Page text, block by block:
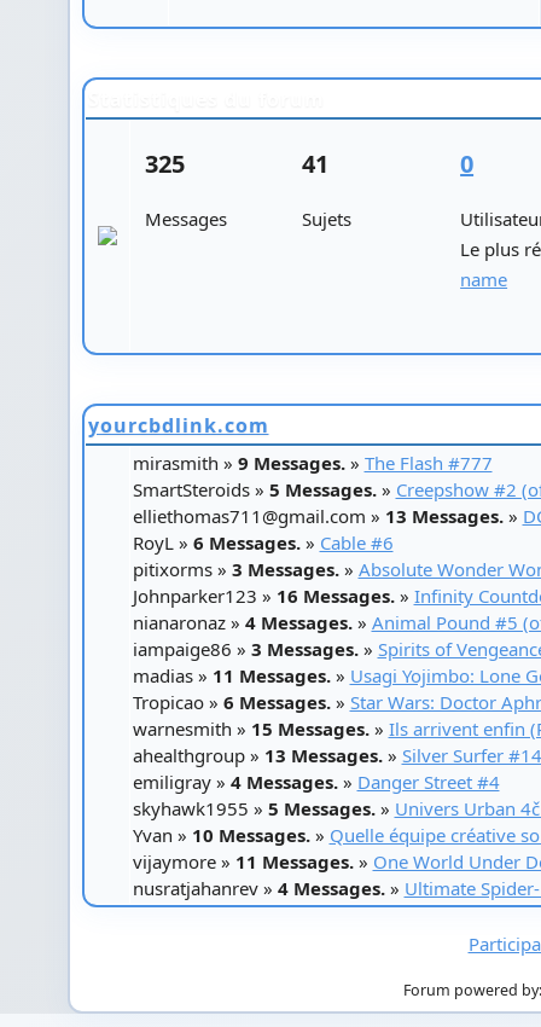
325
Messages
41
Sujets
0
Le plus
name
yourcbdlink.com
mirasmith » 9 Messages.» The Flash #777
SmartSteroids » 5 Messages.» Creepshow #2
elliethomas711@gmail.com » 13 Messages.»
RoyL » 6 Messages.» Cable #6
pitixorms » 3 Messages.» Absolute Wonder
Johnparker123 » 16 Messages.» Infinity
nianaronaz » 4 Messages.» Animal Pound #5
iampaige86 » 3 Messages.» Spirits of
madias » 11 Messages.» Usagi Yojimbo: Lone
Tropicao » 6 Messages.» Star Wars: Doctor
warnesmith » 15 Messages.» Ils arrivent enfin
ahealthgroup » 13 Messages.» Silver Surfer #14
emiligray » 4 Messages.» Danger Street #4
skyhawk1955 » 5 Messages.» Univers Urban
Yvan » 10 Messages.» Quelle équipe créative
vijaymore » 11 Messages.» One World Under
nusratjahanrev » 4 Messages.» Ultimate
Forum powered